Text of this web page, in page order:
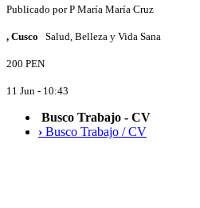
Publicado porP María María Cruz
, Cusco Salud, Belleza y Vida Sana
200 PEN
11 Jun - 10:43
Busco Trabajo - CV
› Busco Trabajo / CV